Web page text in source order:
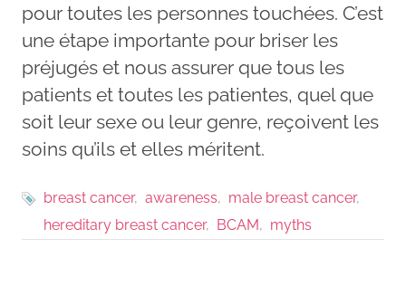
pour toutes les personnes touchées. C’est
une étape importante pour briser les
préjugés et nous assurer que tous les
patients et toutes les patientes, quel que
soit leur sexe ou leur genre, reçoivent les
soins qu’ils et elles méritent.
breast cancer awareness
male breast cancer
hereditary breast cancer
BCAM myths